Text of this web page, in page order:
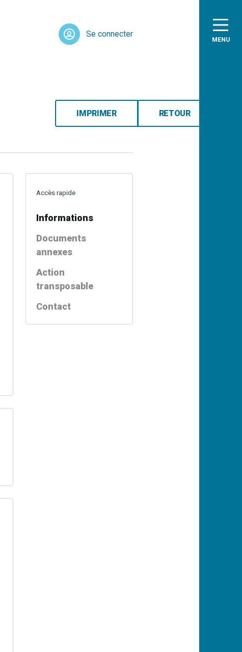
MENU
Se connecter
IMPRIMER RETOUR
Accès rapide
Informations
Documents
annexes
Action
transposable
Contact